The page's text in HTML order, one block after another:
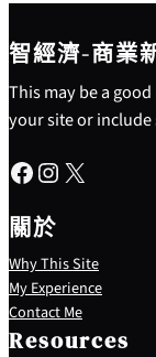
智經濟-商業
This may be a
your site or include
Facebook Instagram X
關於
Why This Site
My Experience
Contact Me
Resources